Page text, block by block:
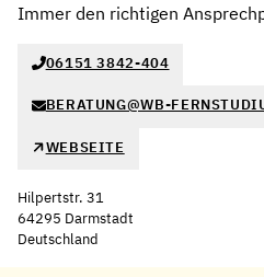
Immer den richtigen
06151 3842-404
BERATUNG@WB-
WEBSEITE
Hilpertstr. 31
64295 Darmstadt
Deutschland